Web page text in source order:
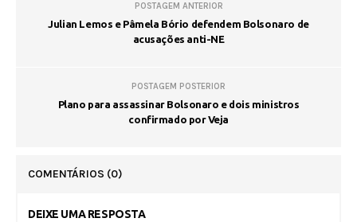
POSTAGEM ANTERIOR
Julian Lemos e Pâmela Bório defendem Bolsonaro de
acusações anti-NE
POSTAGEM POSTERIOR
Plano para assassinar Bolsonaro e dois ministros
confirmado por Veja
COMENTÁRIOS (0)
DEIXE UMA RESPOSTA